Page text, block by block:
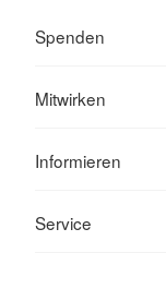
Spenden
Mitwirken
Informieren
Service